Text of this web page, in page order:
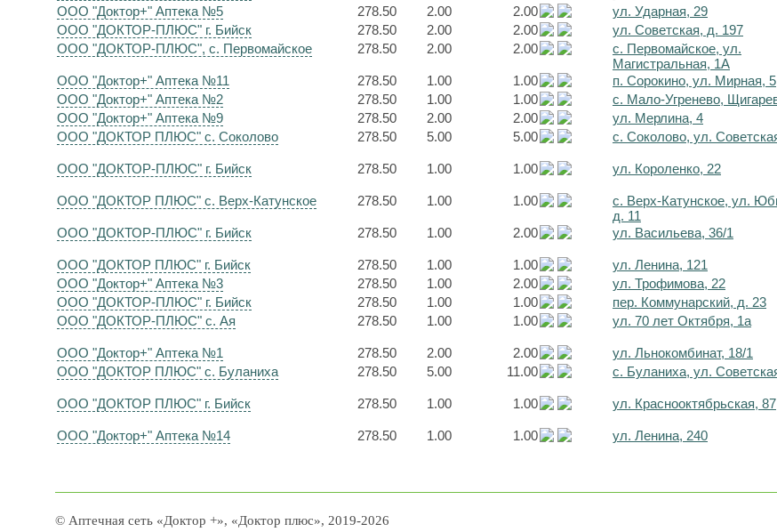
ООО "Доктор+" Аптека №5
278.50 2.00 2.00 ул. Ударная, 29
ООО "ДОКТОР-ПЛЮС" г. Бийск
278.50 2.00 2.00 ул. Советская, д. 197
ООО "ДОКТОР-ПЛЮС", с. Первомайское
278.50 2.00 2.00
с. Первомайское, ул.
Магистральная, 1А
ООО "Доктор+" Аптека №11
278.50 1.00 1.00 п. Сорокино, ул. Мирная, 5
ООО "Доктор+" Аптека №2
278.50 1.00 1.00 с. Мало-Угренево,
ООО "Доктор+" Аптека №9
278.50 2.00 2.00 ул. Мерлина, 4
ООО "ДОКТОР ПЛЮС" с. Соколово
278.50 5.00 5.00 с. Соколово, ул.
ООО "ДОКТОР-ПЛЮС" г. Бийск
278.50 1.00 1.00 ул. Короленко, 22
ООО "ДОКТОР ПЛЮС" с. Верх-Катунское
278.50 1.00 1.00
с. Верх-Катунское, ул.
д. 11
ООО "ДОКТОР-ПЛЮС" г. Бийск 278.50 1.00 2.00 ул. Васильева, 36/1
ООО "ДОКТОР ПЛЮС" г. Бийск
278.50 1.00 1.00 ул. Ленина, 121
ООО "Доктор+" Аптека №3
278.50 1.00 2.00 ул. Трофимова, 22
ООО "ДОКТОР-ПЛЮС" г. Бийск
278.50 1.00 1.00 пер. Коммунарский, д. 23
ООО "ДОКТОР-ПЛЮС" с. Ая
278.50 1.00 1.00 ул. 70 лет Октября, 1а
ООО "Доктор+" Аптека №1
278.50 2.00 2.00 ул. Льнокомбинат, 18/1
ООО "ДОКТОР ПЛЮС" с. Буланиха
278.50 5.00 11.00 с. Буланиха, ул.
ООО "ДОКТОР ПЛЮС" г. Бийск
278.50 1.00 1.00 ул. Краснооктябрьская, 87
ООО "Доктор+" Аптека №14
278.50 1.00 1.00 ул. Ленина, 240
© Аптечная сеть «Доктор +», «Доктор плюс», 2019-2026